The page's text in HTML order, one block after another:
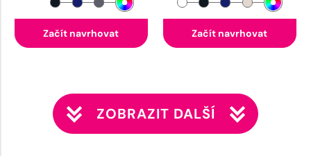
Začít navrhovat Začít navrhovat
ZOBRAZIT DALŠÍ